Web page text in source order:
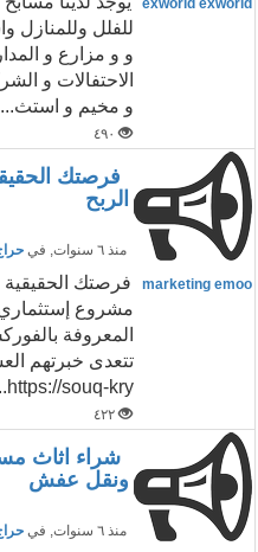
exworld exworld
للفلل وللمنازل
و و مزارع و
الاحتفالات و
و مخيم و استث...
٤٩٠
فرصتك
الربح
منذ ٦ سنوات , في
marketing emoo
فرصتك الحقيقية
مشروع إستثماري
المعروفة
تتعدى خبرتهم
https://souq-kry...
٤٢٢
ونقل عفش
منذ ٦ سنوات , في